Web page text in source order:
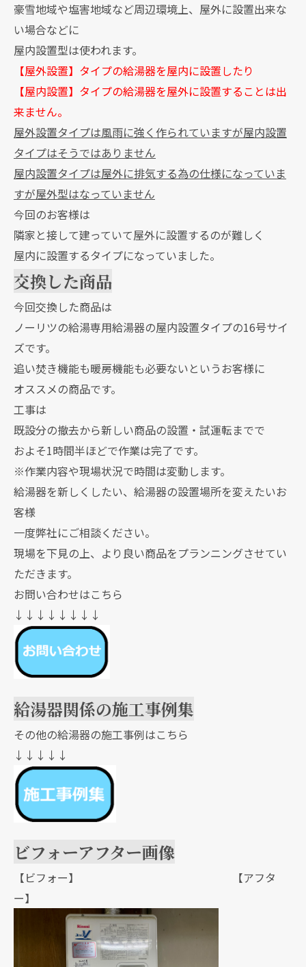
豪雪地域や塩害地域など周辺環境上、屋外に設置出来な
い場合などに
屋内設置型は使われます。
【屋外設置】タイプの給湯器を屋内に設置したり
【屋内設置】タイプの給湯器を屋外に設置することは出
来ません。
屋外設置タイプは風雨に強く作られていますが屋内設置
タイプはそうではありません
屋内設置タイプは屋外に排気する為の仕様になっていま
すが屋外型はなっていません
今回のお客様は
隣家と接して建っていて屋外に設置するのが難しく
屋内に設置するタイプになっていました。
交換した商品
今回交換した商品は
ノーリツの給湯専用給湯器の屋内設置タイプの16号サイ
ズです。
追い焚き機能も暖房機能も必要ないというお客様に
オススメの商品です。
工事は
既設分の撤去から新しい商品の設置・試運転までで
およそ1時間半ほどで作業は完了です。
※作業内容や現場状況で時間は変動します。
給湯器を新しくしたい、給湯器の設置場所を変えたいお
客様
一度弊社にご相談ください。
現場を下見の上、より良い商品をプランニングさせてい
ただきます。
お問い合わせはこちら
↓↓↓↓↓↓↓↓
給湯器関係の施工事例集
その他の給湯器の施工事例はこちら
↓↓↓↓↓
ビフォーアフター画像
【ビフォー】 【アフタ
ー】